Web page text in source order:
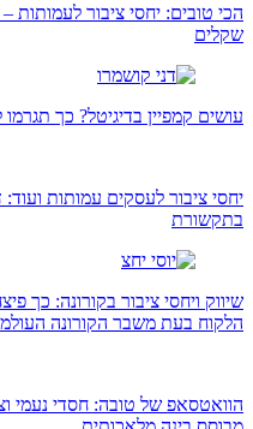
הכי טובים: יחסי ציבור לעמותות –
שקלים
עושים קמפיין בדיגיטל? כך
יחסי ציבור לעסקים עמותות
בתקשורת
שיווק ויחסי ציבור בקורונה: כך
הלקוח בעת משבר הקורונה